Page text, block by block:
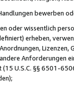
bewerben
oder wissentlich
erheben,
Anforderungen
(15 U.S.C. §§ 6501-